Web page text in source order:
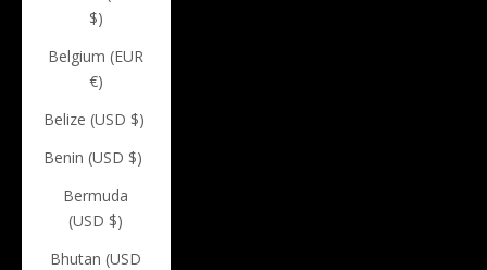
$)
Belgium (EUR
€)
Belize (USD $)
Benin (USD $)
Bermuda
(USD $)
Bhutan (USD